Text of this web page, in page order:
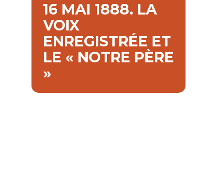
16 MAI 1888. LA
VOIX
ENREGISTRÉE ET
LE « NOTRE PÈRE
»